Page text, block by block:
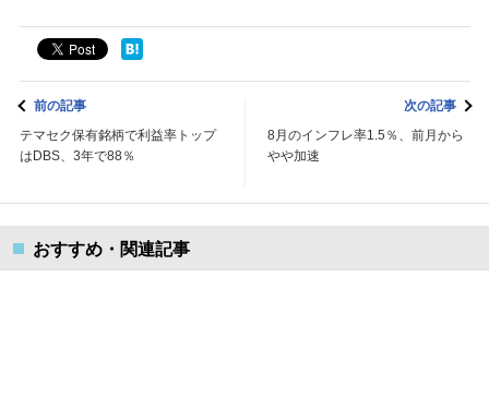
前の記事
テマセク保有銘柄で利益率トップ
はDBS、3年で88％
次の記事
8月のインフレ率1.5％、前月から
やや加速
おすすめ・関連記事